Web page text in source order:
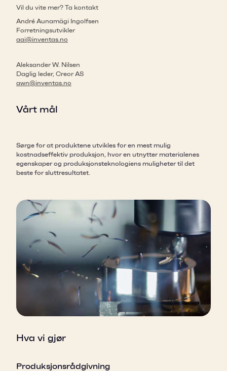
Vil du vite mer? Ta kontakt
André Aunamägi Ingolfsen
Forretningsutvikler
aai@inventas.no
Aleksander W. Nilsen
Daglig leder, Creor AS
awn@inventas.no
Vårt mål
Sørge for at produktene utvikles for en mest mulig
kostnadseffektiv produksjon, hvor en utnytter materialenes
egenskaper og produksjonsteknologiens muligheter til det
beste for sluttresultatet.
Hva vi gjør
Produksjonsrådgivning